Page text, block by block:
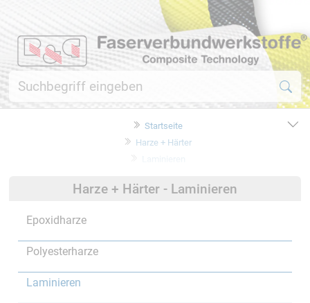
Startseite
Harze + Härter
Harze + Härter - Laminieren
Epoxidharze
Polyesterharze
Laminieren